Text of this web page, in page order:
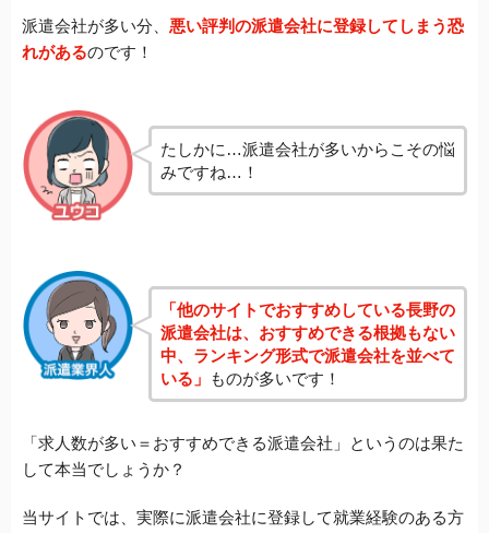
派遣会社が多い分、 悪い評判の派遣会社に登録してしまう恐
れがあるのです！
たしかに…派遣会社が多いからこその悩
みですね…！
「他のサイトでおすすめしている長野の
派遣会社は、おすすめできる根拠もない
中、ランキング形式で派遣会社を並べて
いる」
ものが多いです！
「求人数が多い＝おすすめできる派遣会社」というのは果た
して本当でしょうか？
当サイトでは、実際に派遣会社に登録して就業経験のある方